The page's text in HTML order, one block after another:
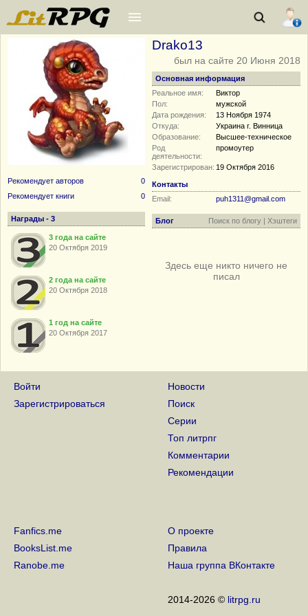
Рекомендует авторов
0
Рекомендует книги
0
Награды - 3
3 года на сайте
20 Октября 2019
2 года на сайте
20 Октября 2018
1 год на сайте
20 Октября 2017
Drako13
был на сайте 20 Июня 2018
Основная информация
Реальное имя:
Виктор
Пол:
мужской
Дата рождения:
13 Ноября 1974
Откуда:
Украина г. Винница
Образование:
Высшее-техническое
Род
деятельности:
промоутер
Зарегистрирован: 19 Октября 2016
Контакты
Email:
puh1311@gmail.com
Блог Поиск по блогу | Хэштеги
Здесь еще никто ничего не
писал
Войти
Зарегистрироваться
Новости
Поиск
Серии
Топ литрпг
Комментарии
Рекомендации
Fanfics.me
BooksList.me
Ranobe.me
О проекте
Правила
Наша группа ВКонтакте
2014-2026 © litrpg.ru